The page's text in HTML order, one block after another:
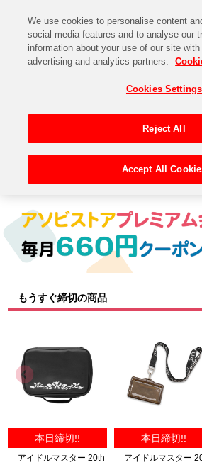
CHANNEL STORE
ゲーム 電子
EVENT
その他先行受付
プレミアム会員とは
アイドルマスターシリーズ
アイドルマスター
アイドルマスター ミリオンライブ！
アイドルマスター SideM
学園アイドルマスター
プロジェクトアイマス ヴイアライヴ
テイルズ オブ シリーズ
鉄拳
イベントグッズ
トイ・ホビー
もうすぐ締切の商品
本日締切!!
アイドルマスター 20th
本日締切!!
アイドルマスター
We use cookies to personalise content
social media features and to analyse our
information about your use of our site
advertising and analytics partners.
Cookies Settings
Reject All
Accept All